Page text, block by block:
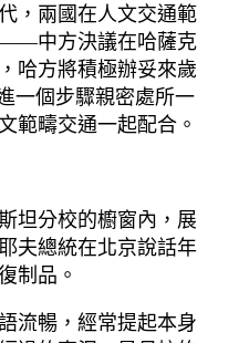
，兩國在人文交通範
中方決議在哈薩克
哈方將積極辦妥來歲
一個步驟親密處所一
範疇交通一起配合。
坦分校的櫥窗內，展
夫總統在北京說話年
制品。
流暢，經常提起本身